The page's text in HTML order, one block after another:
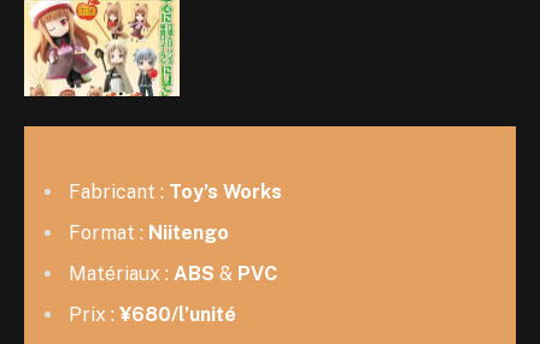
Fabricant : Toy’s Works
Format : Niitengo
Matériaux : ABS & PVC
Prix : ¥680/l’unité